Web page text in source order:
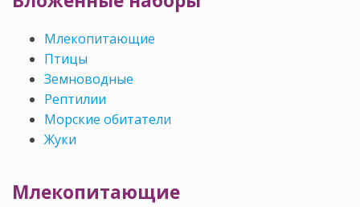
Млекопитающие
Птицы
Земноводные
Рептилии
Морские обитатели
Жуки
Млекопитающие